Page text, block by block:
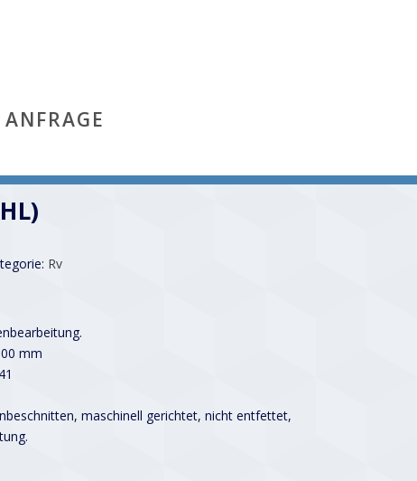
ANFRAGE
Rv
mm
maschinell gerichtet, nicht entfettet,